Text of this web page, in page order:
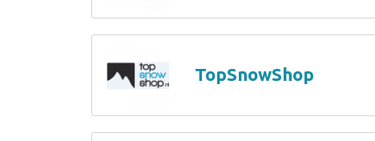
TopSnowShop